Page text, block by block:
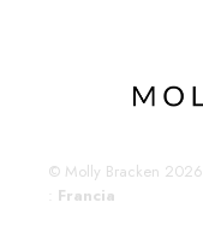
© Molly Bracken 2026
Francia